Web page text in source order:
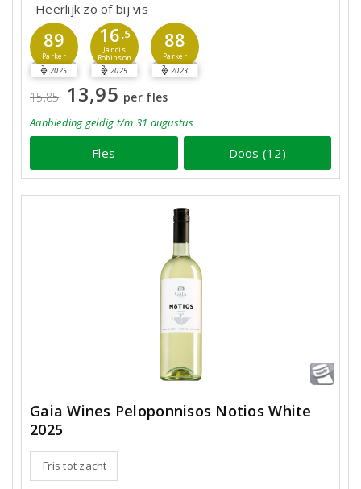
Heerlijk zo of bij vis
89
Parker
2025
16 ,5
Jancis
Robinson
2025
88
Parker
2023
15,85 13,95 per fles
Aanbieding geldig t/m 31 augustus
Fles Doos (12)
Gaia Wines Peloponnisos Notios White
2025
Fris tot zacht